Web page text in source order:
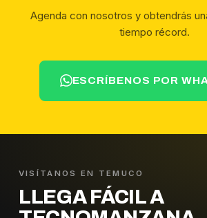
Agenda con nosotros y obtendrás
tiempo récord.
ESCRÍBENOS POR
VISÍTANOS EN TEMUCO
LLEGA FÁCIL A